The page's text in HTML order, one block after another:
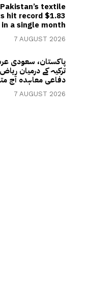
Pakistan’s textile
hit record $1.83
a single month
7 AUGUST 2026
پاکستان، سعودی
ترکیہ کے درمیان
دفاعی معاہدہ آج
7 AUGUST 2026